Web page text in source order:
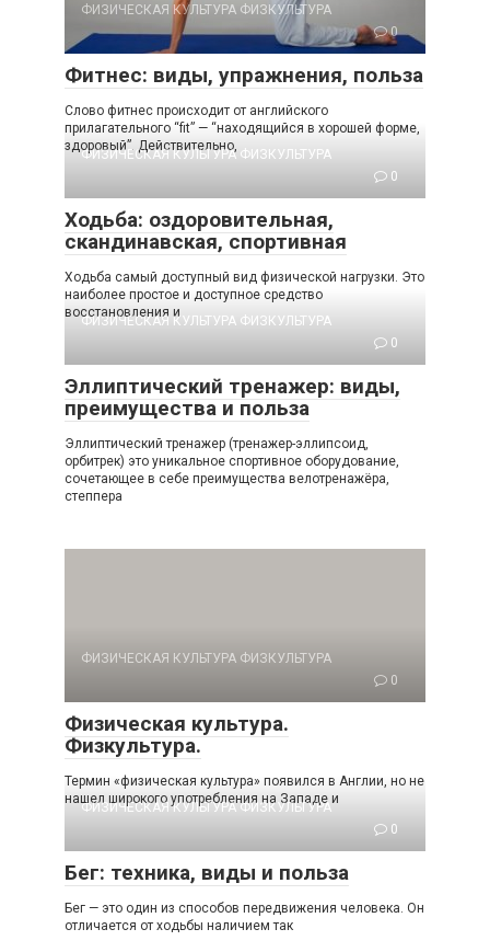
ФИЗИЧЕСКАЯ КУЛЬТУРА ФИЗКУЛЬТУРА
0
Фитнес: виды, упражнения, польза
Слово фитнес происходит от английского
прилагательного “fit” — “находящийся в хорошей форме,
здоровый”. Действительно,
ФИЗИЧЕСКАЯ КУЛЬТУРА ФИЗКУЛЬТУРА
0
Ходьба: оздоровительная,
скандинавская, спортивная
Ходьба самый доступный вид физической нагрузки. Это
наиболее простое и доступное средство
восстановления и
ФИЗИЧЕСКАЯ КУЛЬТУРА ФИЗКУЛЬТУРА
0
Эллиптический тренажер: виды,
преимущества и польза
Эллиптический тренажер (тренажер-эллипсоид,
орбитрек) это уникальное спортивное оборудование,
сочетающее в себе преимущества велотренажёра,
степпера
ФИЗИЧЕСКАЯ КУЛЬТУРА ФИЗКУЛЬТУРА
0
Физическая культура.
Физкультура.
Термин «физическая культура» появился в Англии, но не
нашел широкого употребления на Западе и
ФИЗИЧЕСКАЯ КУЛЬТУРА ФИЗКУЛЬТУРА
0
Бег: техника, виды и польза
Бег — это один из способов передвижения человека. Он
отличается от ходьбы наличием так